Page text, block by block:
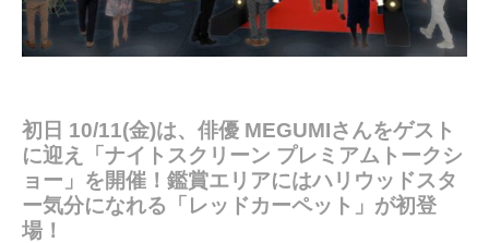
初日 10/11(金)は、俳優 MEGUMIさんをゲスト
に迎え「ナイトスクリーン プレミアムトークシ
ョー」を開催！鑑賞エリアにはハリウッドスタ
ー気分になれる「レッドカーペット」が初登
場！